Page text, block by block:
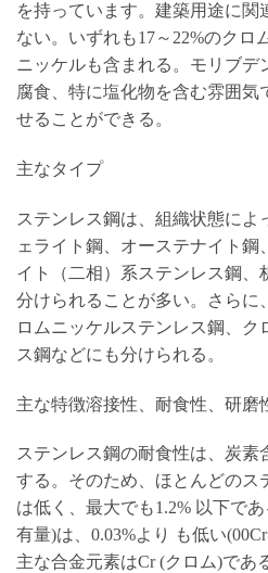
を持っています。建築用途に関
ない。いずれも17～22%のクロ
ニッケルも含まれる。モリブデ
腐食、特に塩化物を含む雰囲気
せることができる。
主なタイプ
ステンレス鋼は、組織状態によ
ェライト鋼、オーステナイト鋼
イト（二相）系ステンレス鋼、
分けられることが多い。さらに
ロムニッケルステンレス鋼、ク
ス鋼などにも分けられる。
主な特徴溶接性、耐食性、研磨
ステンレス鋼の耐食性は、炭素
する。そのため、ほとんどのス
は低く、最大でも1.2% 以下で
有量)は、0.03%より も低い
主な合金元素はCr (クロム)であ